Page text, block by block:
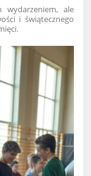
ale
i świątecznego